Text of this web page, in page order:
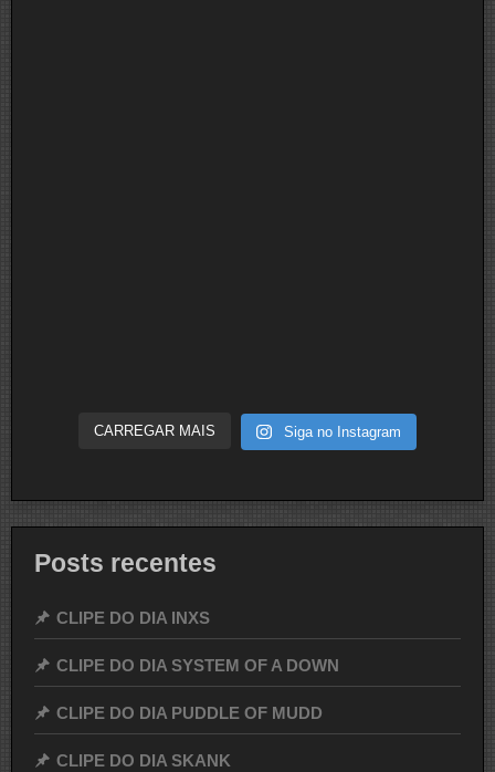
CARREGAR MAIS Siga no Instagram
Posts recentes
CLIPE DO DIA INXS
CLIPE DO DIA SYSTEM OF A DOWN
CLIPE DO DIA PUDDLE OF MUDD
CLIPE DO DIA SKANK